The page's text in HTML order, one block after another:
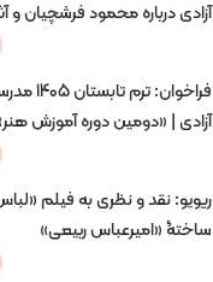
آزادی درباره محمود فرشچیان و
فراخوان:
آزادی | «دومین دوره آموزش
ریویو: نقد و نظری به فیلم
ساختۀ «امیرعباس ربیعی»